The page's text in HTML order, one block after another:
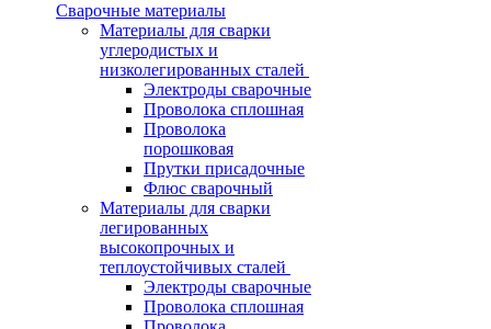
Сварочные материалы
Материалы для сварки
углеродистых и
низколегированных сталей
Электроды сварочные
Проволока сплошная
Проволока
порошковая
Прутки присадочные
Флюс сварочный
Материалы для сварки
легированных
высокопрочных и
теплоустойчивых сталей
Электроды сварочные
Проволока сплошная